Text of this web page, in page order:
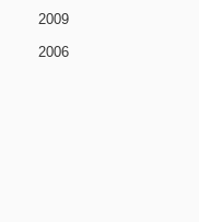
2009
2006